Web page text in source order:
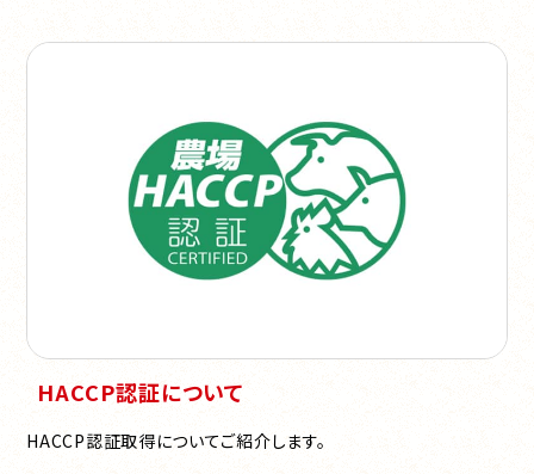
HACCP認証について
HACCP認証取得についてご紹介します。